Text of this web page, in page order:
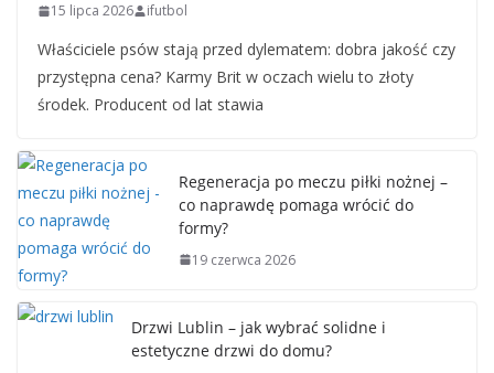
15 lipca 2026 ifutbol
Właściciele psów stają przed dylematem: dobra jakość czy
przystępna cena? Karmy Brit w oczach wielu to złoty
środek. Producent od lat stawia
Regeneracja po meczu piłki nożnej –
co naprawdę pomaga wrócić do
formy?
19 czerwca 2026
Drzwi Lublin – jak wybrać solidne i
estetyczne drzwi do domu?